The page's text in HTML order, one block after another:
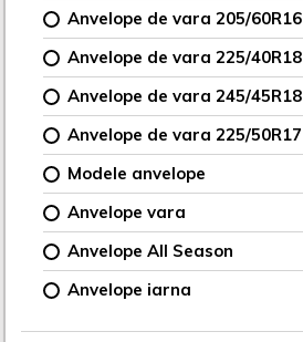
Anvelope de vara 205/60R16
Anvelope de vara 225/40R18
Anvelope de vara 245/45R18
Anvelope de vara 225/50R17
Modele anvelope
Anvelope vara
Anvelope All Season
Anvelope iarna